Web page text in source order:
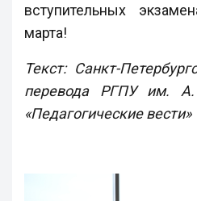
вступительных
марта!
Текст: Санкт-
перевода РГПУ им.
«Педагогические вести»